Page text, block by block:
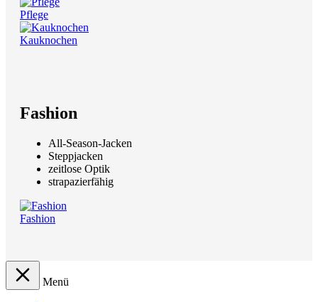
Pflege
Kauknochen
Fashion
All-Season-Jacken
Steppjacken
zeitlose Optik
strapazierfähig
Fashion
Menü